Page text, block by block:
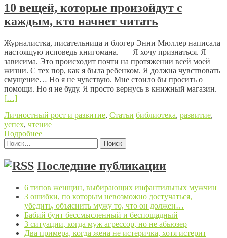
10 вещей, которые произойдут с
каждым, кто начнет читать
Журналистка, писательница и блогер Энни Мюллер написала
настоящую исповедь книгомана. — Я хочу признаться. Я
зависима. Это происходит почти на протяжении всей моей
жизни. С тех пор, как я была ребенком. Я должна чувствовать
смущение… Но я не чувствую. Мне стоило бы просить о
помощи. Но я не буду. Я просто вернусь в книжный магазин.
[…]
Личностный рост и развитие, Статьи библиотека, развитие,
успех, чтение
Подробнее
Найти:
Последние публикации
6 типов женщин, выбирающих инфантильных мужчин
3 ошибки, по которым невозможно достучаться,
убедить, объяснить мужу то, что он должен…
Бабий бунт бессмысленный и беспощадный
3 ситуации, когда муж агрессор, но не абьюзер
Два примера, когда жена не истеричка, хотя истерит